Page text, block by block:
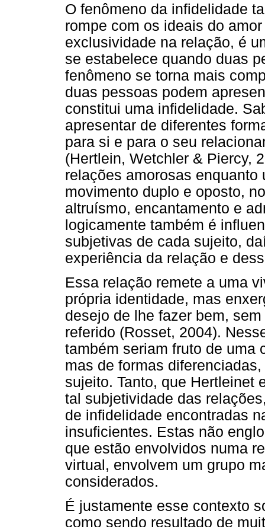
O fenômeno da infidelidade
rompe com os ideais do
exclusividade na relação, é
se estabelece quando duas
fenômeno se torna mais
duas pessoas podem
constitui uma infidelidade.
apresentar de diferentes
para si e para o seu
(Hertlein, Wetchler & Piercy,
relações amorosas
movimento duplo e oposto,
altruísmo, encantamento e
logicamente também é
subjetivas de cada sujeito,
experiência da relação e
Essa relação remete a uma
própria identidade, mas
desejo de lhe fazer bem,
referido (Rosset, 2004).
também seriam fruto de uma
mas de formas
sujeito. Tanto, que Hertleinet
tal subjetividade das
de infidelidade encontradas
insuficientes. Estas não
que estão envolvidos numa
virtual, envolvem um grupo
considerados.
É justamente esse contexto
como sendo resultado de